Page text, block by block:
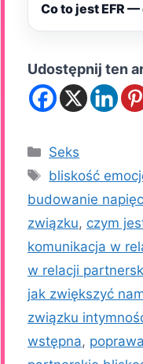
Co to jest EFR
Udostępnij ten
Kategorie
Seks
Tagi
bliskość
budowanie
związku, czym
komunikacja w
w relacji
jak zwiększyć
związku
wstępna,